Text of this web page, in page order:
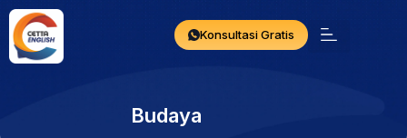
Konsultasi Gratis
Budaya